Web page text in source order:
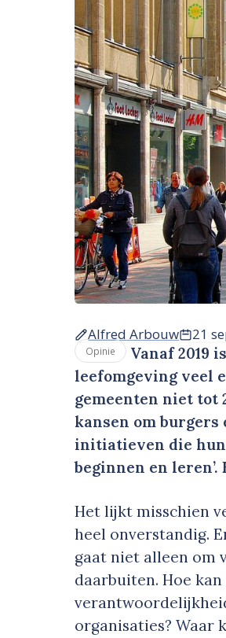
Alfred Arbouw 21
Opinie
Vanaf 2019
leefomgeving veel
gemeenten niet tot
kansen om
initiatieven die hun
beginnen en
Het lijkt misschien
heel onverstandig.
gaat niet alleen om
daarbuiten. Hoe
organisaties? Waar